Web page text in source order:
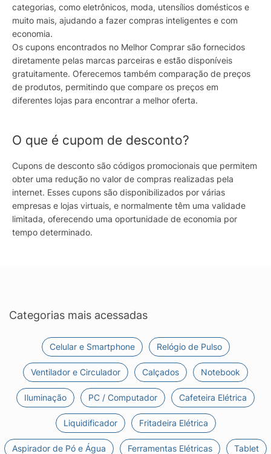
categorias, como eletrônicos, moda, utensílios domésticos e
muito mais, ajudando a fazer compras inteligentes e com
economia.
Os cupons encontrados no Melhor Comprar são fornecidos
diretamente pelas marcas parceiras e estão disponíveis
gratuitamente. Oferecemos também comparação de preços
de produtos, permitindo que compare os preços em
diferentes lojas para encontrar a melhor oferta.
O que é cupom de desconto?
Cupons de desconto são códigos promocionais que permitem
obter uma redução no valor de compras realizadas pela
internet. Esses cupons são disponibilizados por várias
empresas e lojas virtuais, e normalmente têm uma validade
limitada, oferecendo uma oportunidade de economia por
tempo determinado.
Categorias mais acessadas
Celular e Smartphone Relógio de Pulso
Ventilador e Circulador Calçados Notebook
Iluminação PC / Computador Cafeteira Elétrica
Liquidificador Fritadeira Elétrica
Aspirador de Pó e Água Ferramentas Elétricas Tablet